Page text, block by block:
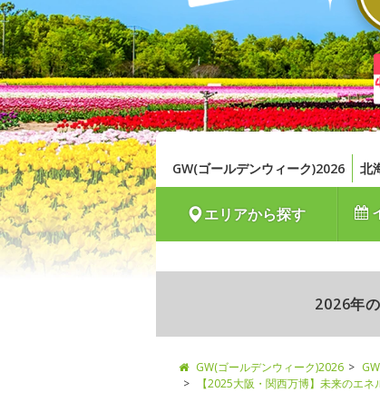
GW(ゴールデンウィーク)2026 北
エリアから探す
2026年
GW(ゴールデンウィーク)2026
【2025大阪・関西万博】未来のエ